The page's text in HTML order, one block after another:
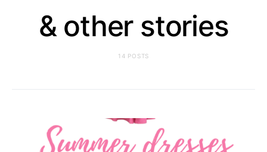
& other stories
14 POSTS